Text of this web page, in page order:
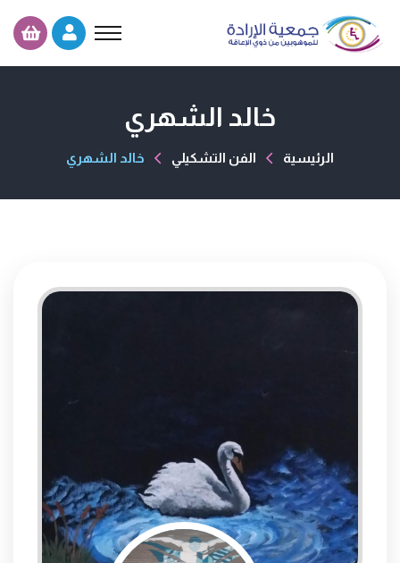
خالد الشهري
الرئيسية الفن التشكيلي خالد الشهري